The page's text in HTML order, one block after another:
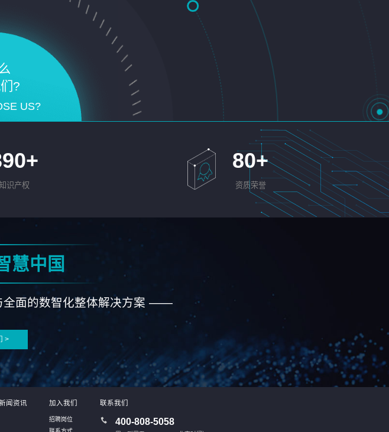
?
US?
+
识产权
80+
资质荣誉
慧中国
面的数智化整体解决方案 ——
>
闻资讯 加入我们
招聘岗位
联系我们
400-808-5058